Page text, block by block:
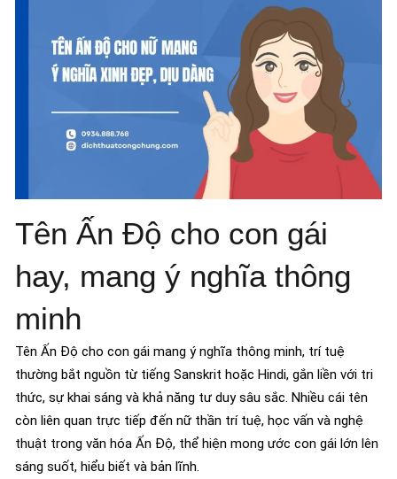
Tên Ấn Độ cho con gái
hay, mang ý nghĩa thông
minh
Tên Ấn Độ cho con gái mang ý nghĩa thông minh, trí tuệ
thường bắt nguồn từ tiếng Sanskrit hoặc Hindi, gắn liền với tri
thức, sự khai sáng và khả năng tư duy sâu sắc. Nhiều cái tên
còn liên quan trực tiếp đến nữ thần trí tuệ, học vấn và nghệ
thuật trong văn hóa Ấn Độ, thể hiện mong ước con gái lớn lên
sáng suốt, hiểu biết và bản lĩnh.